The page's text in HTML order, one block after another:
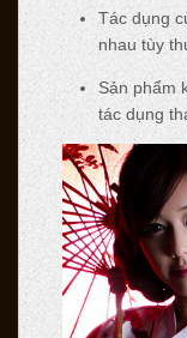
Tác dụng
nhau tùy
Sản phẩm
tác dụng